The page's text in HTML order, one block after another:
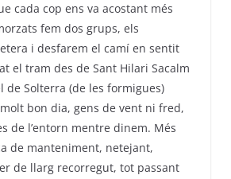
cada cop ens va acostant més
fem dos grups, els
i desfarem el camí en sentit
el tram des de Sant Hilari Sacalm
de Solterra (de les formigues)
bon dia, gens de vent ni fred,
de l’entorn mentre dinem. Més
de manteniment, netejant,
de llarg recorregut, tot passant